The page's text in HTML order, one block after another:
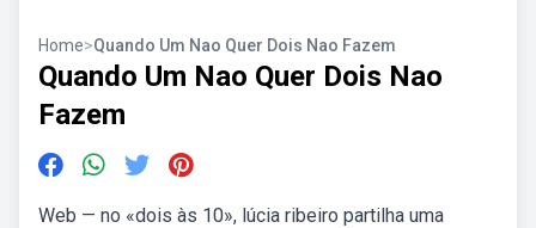
Home>Quando Um Nao Quer Dois Nao Fazem
Quando Um Nao Quer Dois Nao
Fazem
Web — no «dois às 10», lúcia ribeiro partilha uma